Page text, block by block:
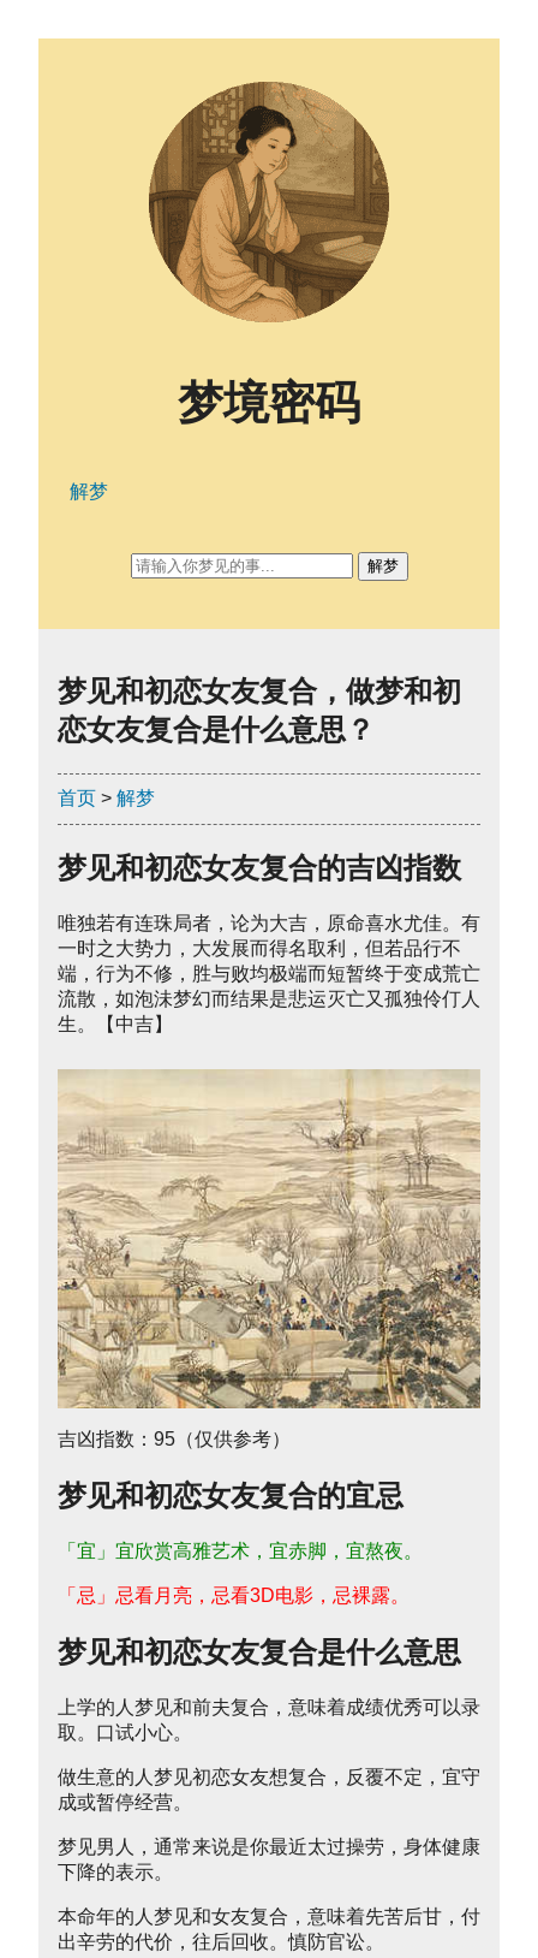
梦见和初恋女友复合，做梦和初
恋女友复合是什么意思？
首页 > 解梦
梦见和初恋女友复合的吉凶指数
唯独若有连珠局者，论为大吉，原命喜水尤佳。有
一时之大势力，大发展而得名取利，但若品行不
端，行为不修，胜与败均极端而短暂终于变成荒亡
流散，如泡沬梦幻而结果是悲运灭亡又孤独伶仃人
生。【中吉】
吉凶指数：95（仅供参考）
梦见和初恋女友复合的宜忌
「宜」宜欣赏高雅艺术，宜赤脚，宜熬夜。
「忌」忌看月亮，忌看3D电影，忌裸露。
梦见和初恋女友复合是什么意思
上学的人梦见和前夫复合，意味着成绩优秀可以录
取。口试小心。
做生意的人梦见初恋女友想复合，反覆不定，宜守
成或暂停经营。
梦见男人，通常来说是你最近太过操劳，身体健康
下降的表示。
本命年的人梦见和女友复合，意味着先苦后甘，付
出辛劳的代价，往后回收。慎防官讼。
梦境密码
解梦
解梦